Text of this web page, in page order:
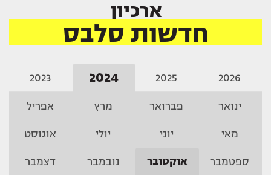
ארכיון
חדשות סלבס
2026
2025
2024
2023
ינואר פברואר מרץ אפריל
מאי יוני יולי אוגוסט
ספטמבר אוקטובר נובמבר דצמבר